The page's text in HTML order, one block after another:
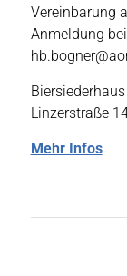
Vereinbarung
Anmeldung
Biersiederhaus
Linzerstraße
Mehr Infos